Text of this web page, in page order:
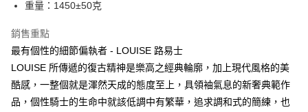
每筆NT$60，滿NT$1,000(含以上)免運費
每筆NT$100，滿NT$1,000(含以上)免運費
重量：1450±50克
銷售重點
最有個性的細節偏執者 - LOUISE 路易士
LOUISE 所傳遞的復古精神是樂高之經典輪廓，加上現代風格的美
酷感，一整個就是渾然天成的態度至上，具領袖氣息的新奢典範作
品，個性騎士的生命中就該低調中有繁華，追求調和式的簡練，也